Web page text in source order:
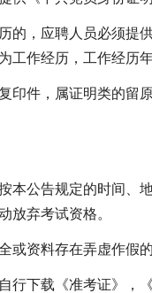
的，应聘人员必须
工作经历，工作经历
印件，属证明类的
本公告规定的时间、
放弃考试资格。
或资料存在弄虚作假
行下载《准考证》